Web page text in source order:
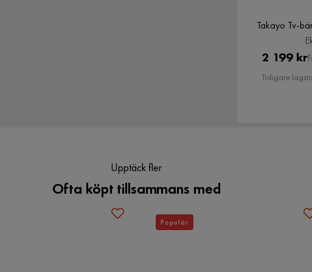
Takayo Tv-
2 199 kr
Tidigare
Upptäck fler
Ofta köpt tillsammans med
Populär